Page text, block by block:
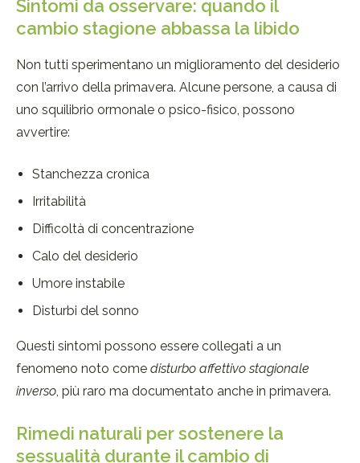
Sintomi da osservare: quando il
cambio stagione abbassa la libido
Non tutti sperimentano un miglioramento del desiderio
con l’arrivo della primavera. Alcune persone, a causa di
uno squilibrio ormonale o psico-fisico, possono
avvertire:
Stanchezza cronica
Irritabilità
Difficoltà di concentrazione
Calo del desiderio
Umore instabile
Disturbi del sonno
Questi sintomi possono essere collegati a un
fenomeno noto come disturbo affettivo stagionale
inverso, più raro ma documentato anche in primavera.
Rimedi naturali per sostenere la
sessualità durante il cambio di